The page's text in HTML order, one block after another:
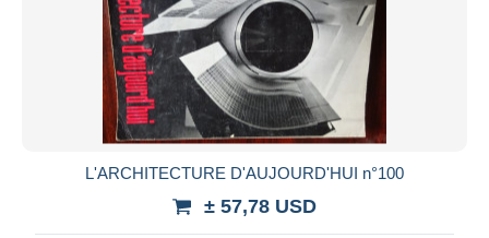
L'ARCHITECTURE D'AUJOURD'HUI n°100
± 57,78 USD